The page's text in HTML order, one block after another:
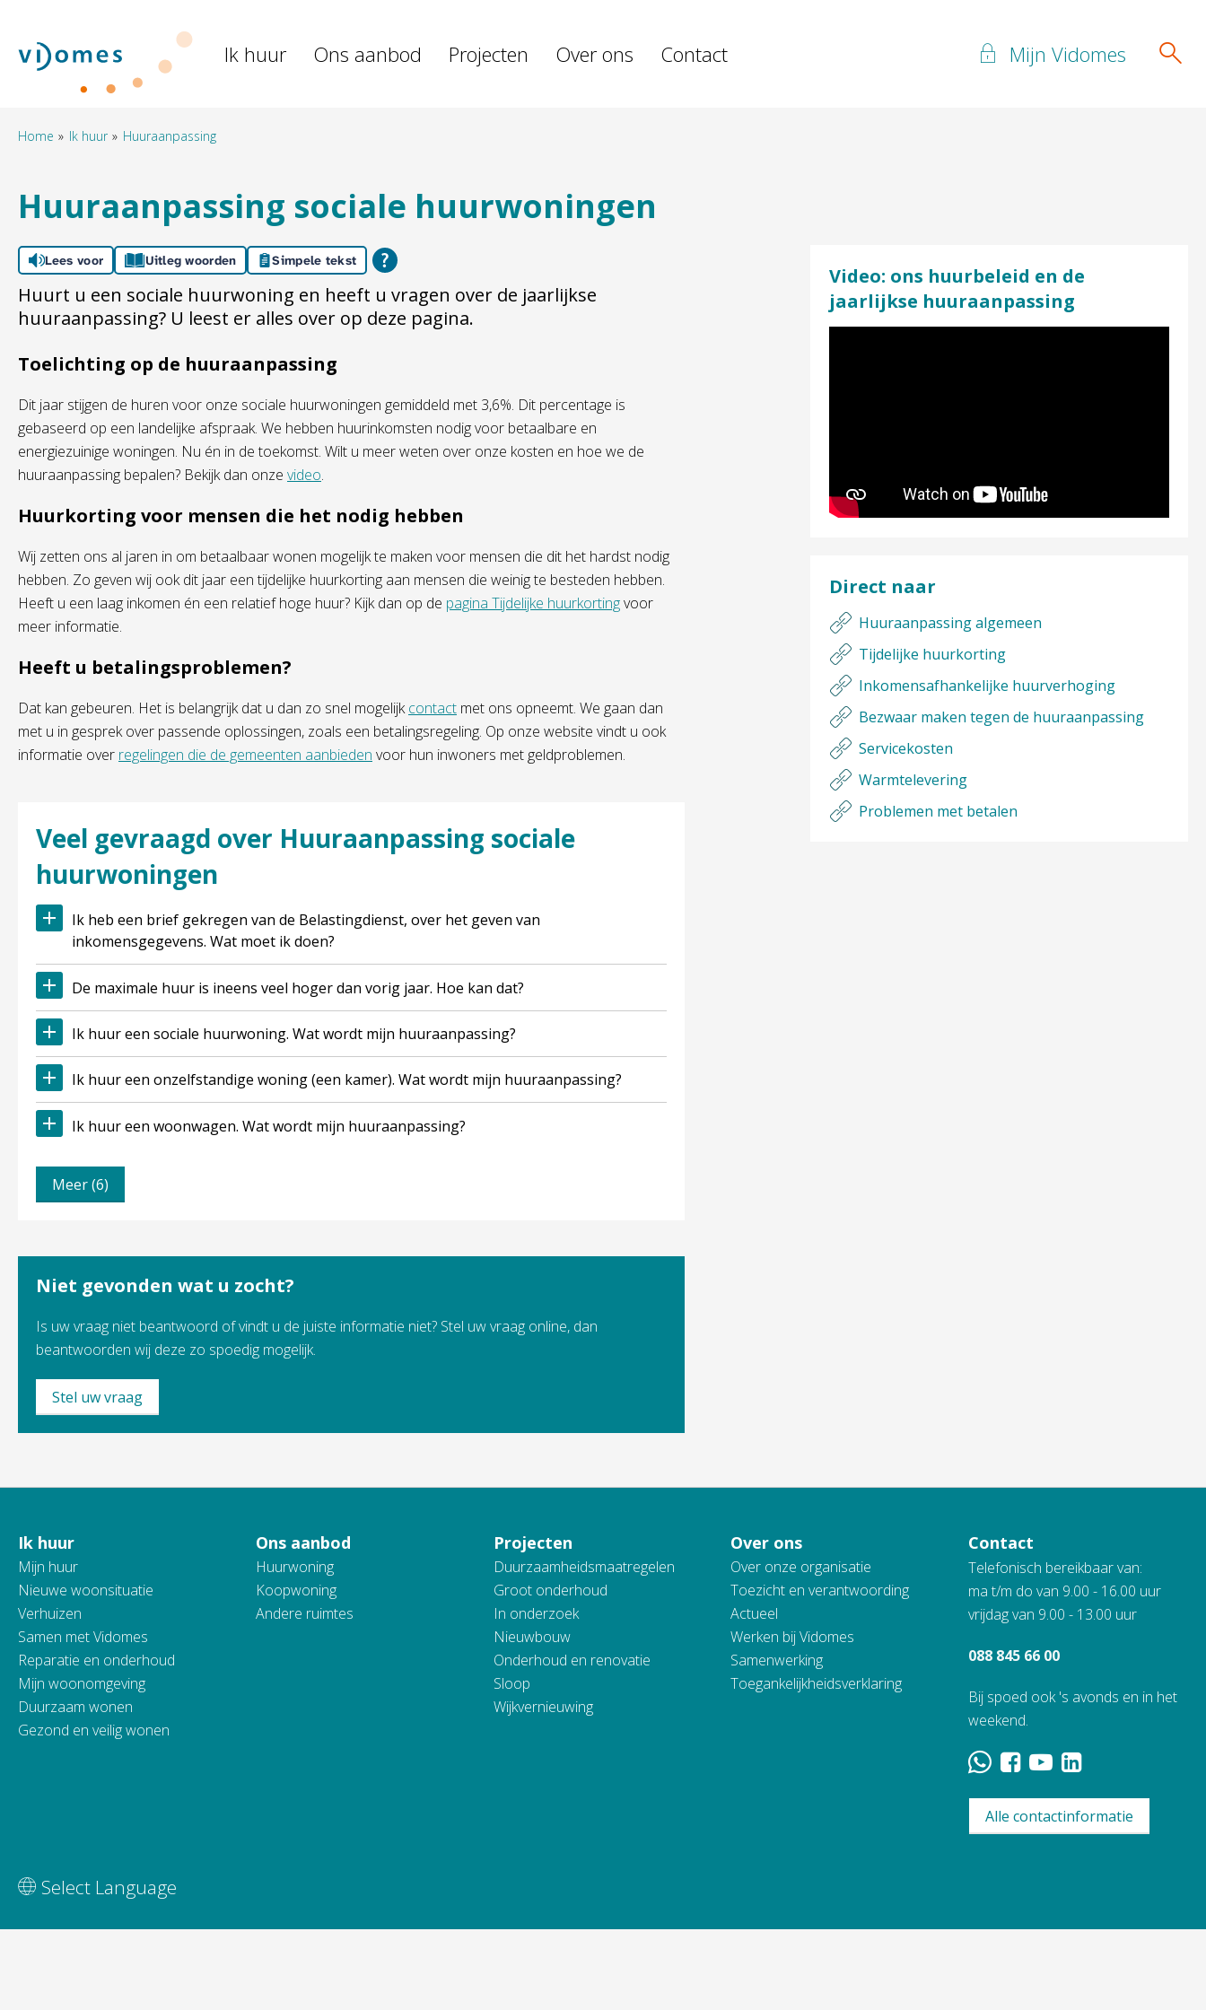
Naar hoofdinhoud
Naar hoofdnavigatiemenu
Naar zoeken
Naar de homepage Ik huur Ons aanbod Projecten Over ons Contact Mijn Vidomes
Home Ik huur Huuraanpassing
Huuraanpassing sociale huurwoningen
Lees voor Uitleg woorden Simpele tekst
Huurt u een sociale huurwoning en heeft u vragen over de jaarlijkse
huuraanpassing? U leest er alles over op deze pagina.
Toelichting op de huuraanpassing
Dit jaar stijgen de huren voor onze sociale huurwoningen gemiddeld met 3,6%. Dit percentage is
gebaseerd op een landelijke afspraak. We hebben huurinkomsten nodig voor betaalbare en
energiezuinige woningen. Nu én in de toekomst. Wilt u meer weten over onze kosten en hoe we de
huuraanpassing bepalen? Bekijk dan onze video.
Huurkorting voor mensen die het nodig hebben
Wij zetten ons al jaren in om betaalbaar wonen mogelijk te maken voor mensen die dit het hardst nodig
hebben. Zo geven wij ook dit jaar een tijdelijke huurkorting aan mensen die weinig te besteden hebben.
Heeft u een laag inkomen én een relatief hoge huur? Kijk dan op de pagina Tijdelijke huurkortingvoor
meer informatie.
Heeft u betalingsproblemen?
Dat kan gebeuren. Het is belangrijk dat u dan zo snel mogelijkcontact met ons opneemt. We gaan dan
met u in gesprek over passende oplossingen, zoals een betalingsregeling. Op onze website vindt u ook
informatie over regelingen die de gemeenten aanbieden voor hun inwoners met geldproblemen.
Veel gevraagd over Huuraanpassing sociale
huurwoningen
Ik heb een brief gekregen van de Belastingdienst, over het geven van
inkomensgegevens. Wat moet ik doen?
De maximale huur is ineens veel hoger dan vorig jaar. Hoe kan dat?
Ik huur een sociale huurwoning. Wat wordt mijn huuraanpassing?
Ik huur een onzelfstandige woning (een kamer). Wat wordt mijn huuraanpassing?
Ik huur een woonwagen. Wat wordt mijn huuraanpassing?
Meer (6)
Niet gevonden wat u zocht?
Is uw vraag niet beantwoord of vindt u de juiste informatie niet? Stel uw vraag online, dan
beantwoorden wij deze zo spoedig mogelijk.
Stel uw vraag
Video: ons huurbeleid en de
jaarlijkse huuraanpassing
Direct naar
Huuraanpassing algemeen
Tijdelijke huurkorting
Inkomensafhankelijke huurverhoging
Bezwaar maken tegen de huuraanpassing
Servicekosten
Warmtelevering
Problemen met betalen
Contactinformatie
Ik huur
Mijn huur
Nieuwe woonsituatie
Verhuizen
Samen met Vidomes
Reparatie en onderhoud
Mijn woonomgeving
Duurzaam wonen
Gezond en veilig wonen
Ons aanbod
Huurwoning
Koopwoning
Andere ruimtes
Projecten
Duurzaamheidsmaatregelen
Groot onderhoud
In onderzoek
Nieuwbouw
Onderhoud en renovatie
Sloop
Wijkvernieuwing
Over ons
Over onze organisatie
Toezicht en verantwoording
Actueel
Werken bij Vidomes
Samenwerking
Toegankelijkheidsverklaring
Contact
Telefonisch bereikbaar van:
ma t/m do van 9.00 - 16.00 uur
vrijdag van 9.00 - 13.00 uur
088 845 66 00
Bij spoed ook 's avonds en in het
weekend.
Alle contactinformatie
Vertaal deze pagina
Select Language